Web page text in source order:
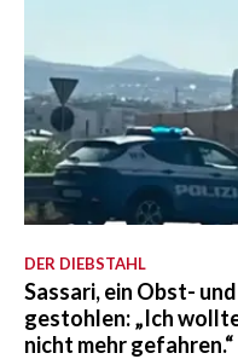
DER DIEBSTAHL
Sassari, ein Obst-
gestohlen: „Ich
nicht mehr gefahren.“